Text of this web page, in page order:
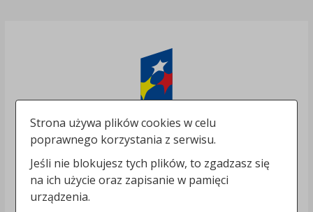
Strona używa plików cookies w celu
poprawnego korzystania z serwisu.
Jeśli nie blokujesz tych plików, to zgadzasz się
na ich użycie oraz zapisanie w pamięci
urządzenia.